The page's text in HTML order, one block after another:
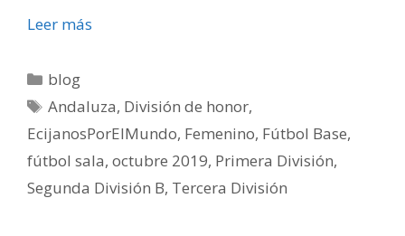
Leer más
blog
Andaluza, División de honor,
EcijanosPorElMundo, Femenino, Fútbol Base,
fútbol sala, octubre 2019, Primera División,
Segunda División B, Tercera División